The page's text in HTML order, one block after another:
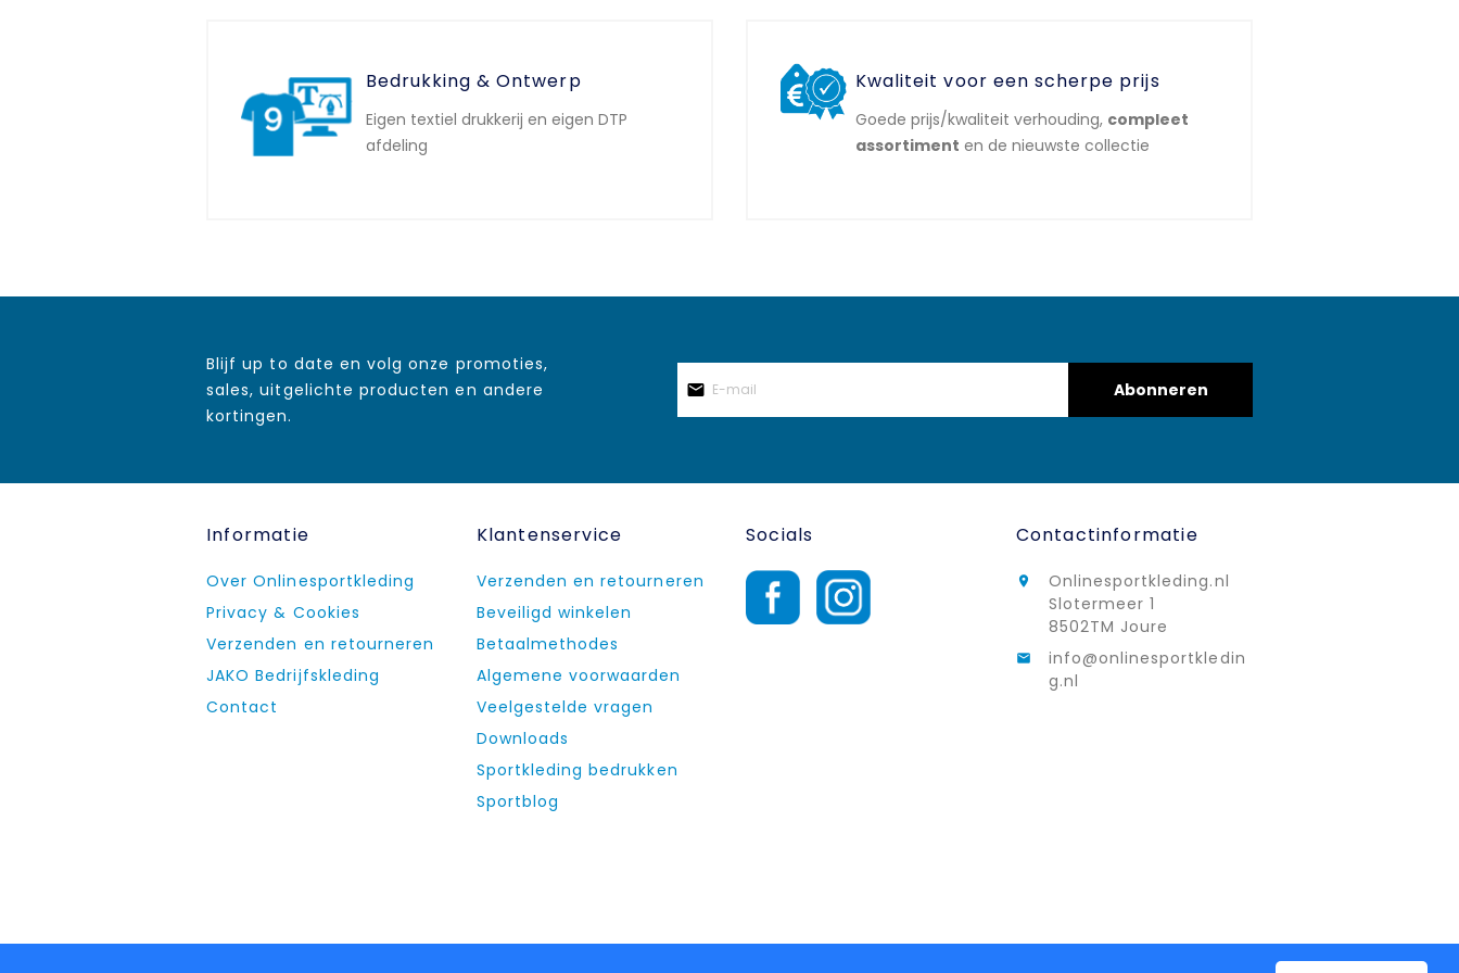
Bedrukking & Ontwerp
Eigen textiel drukkerij en eigen DTP
afdeling
Kwaliteit voor een scherpe prijs
Goede prijs/kwaliteit verhouding, compleet
assortiment en de nieuwste collectie
Blijf up to date en volg onze promoties,
sales, uitgelichte producten en andere
kortingen.
Abonneren
Informatie
Over Onlinesportkleding
Privacy & Cookies
Verzenden en retourneren
JAKO Bedrijfskleding
Contact
Klantenservice
Verzenden en retourneren
Beveiligd winkelen
Betaalmethodes
Algemene voorwaarden
Veelgestelde vragen
Downloads
Sportkleding bedrukken
Sportblog
Socials Contactinformatie

Onlinesportkleding.nl
Slotermeer 1
8502TM Joure

info@onlinesportkledin
g.nl